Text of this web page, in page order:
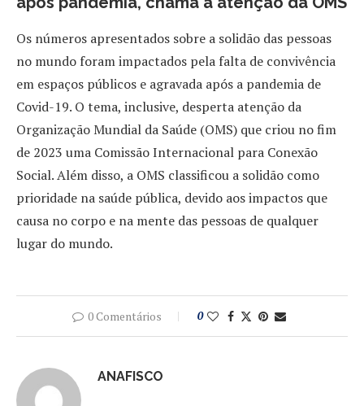
Os números apresentados sobre a solidão das pessoas
no mundo foram impactados pela falta de convivência
em espaços públicos e agravada após a pandemia de
Covid-19. O tema, inclusive, desperta atenção da
Organização Mundial da Saúde (OMS) que criou no fim
de 2023 uma Comissão Internacional para Conexão
Social. Além disso, a OMS classificou a solidão como
prioridade na saúde pública, devido aos impactos que
causa no corpo e na mente das pessoas de qualquer
lugar do mundo.
0 Comentários 0
ANAFISCO